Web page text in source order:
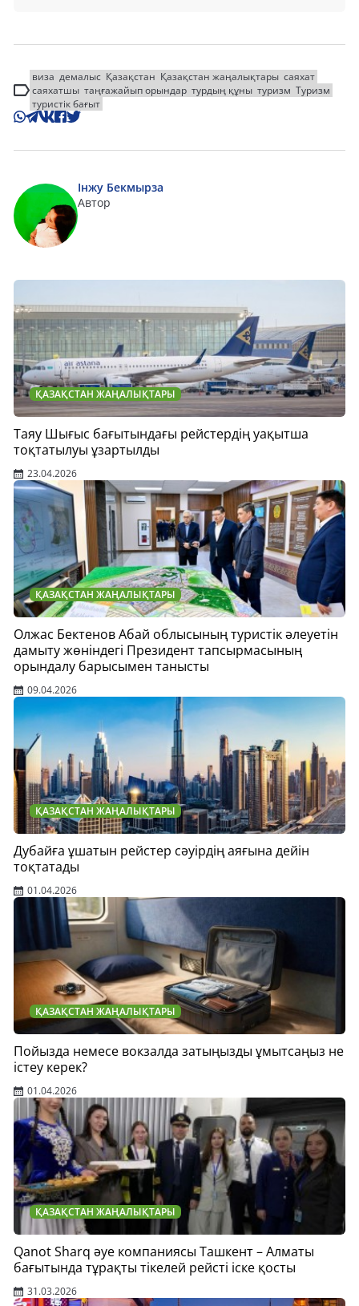
виза демалыс Қазақстан Қазақстан жаңалықтары саяхат
саяхатшы таңғажайып орындар турдың құны туризм Туризм
туристік бағыт
Інжу Бекмырза
Автор
ҚАЗАҚСТАН ЖАҢАЛЫҚТАРЫ
Таяу Шығыс бағытындағы рейстердің уақытша
тоқтатылуы ұзартылды
23.04.2026
ҚАЗАҚСТАН ЖАҢАЛЫҚТАРЫ
Олжас Бектенов Абай облысының туристік әлеуетін
дамыту жөніндегі Президент тапсырмасының
орындалу барысымен танысты
09.04.2026
ҚАЗАҚСТАН ЖАҢАЛЫҚТАРЫ
Дубайға ұшатын рейстер сәуірдің аяғына дейін
тоқтатады
01.04.2026
ҚАЗАҚСТАН ЖАҢАЛЫҚТАРЫ
Пойызда немесе вокзалда затыңызды ұмытсаңыз не
істеу керек?
01.04.2026
ҚАЗАҚСТАН ЖАҢАЛЫҚТАРЫ
Qanot Sharq әуе компаниясы Ташкент – Алматы
бағытында тұрақты тікелей рейсті іске қосты
31.03.2026